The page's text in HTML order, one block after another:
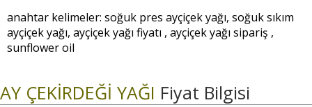
anahtar kelimeler: soğuk pres ayçiçek yağı, soğuk sıkım
ayçiçek yağı, ayçiçek yağı fiyatı , ayçiçek yağı sipariş ,
sunflower oil
AY ÇEKİRDEĞİ YAĞI Fiyat Bilgisi